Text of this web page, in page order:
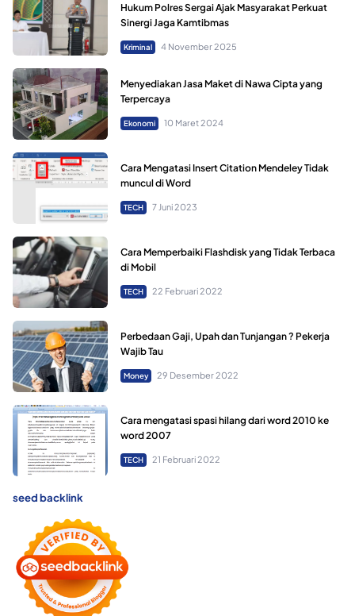
Hukum Polres Sergai Ajak Masyarakat Perkuat
Sinergi Jaga Kamtibmas
Kriminal 4 November 2025
Menyediakan Jasa Maket di Nawa Cipta yang
Terpercaya
Ekonomi 10 Maret 2024
Cara Mengatasi Insert Citation Mendeley Tidak
muncul di Word
TECH 7 Juni 2023
Cara Memperbaiki Flashdisk yang Tidak Terbaca
di Mobil
TECH 22 Februari 2022
Perbedaan Gaji, Upah dan Tunjangan ? Pekerja
Wajib Tau
Money 29 Desember 2022
Cara mengatasi spasi hilang dari word 2010 ke
word 2007
TECH 21 Februari 2022
seed backlink